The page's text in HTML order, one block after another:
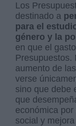
Los
destinado a
para el
género y la
en que el
Presupuestos.
aumento de
verse
sino que debe
que
económica
social y